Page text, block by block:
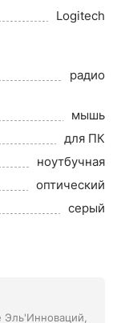
Logitech
радио
мышь
для ПК
ноутбучная
оптический
серый